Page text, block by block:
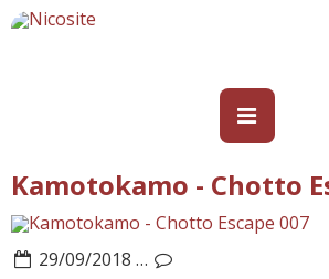
Kamotokamo - Chotto
29/09/2018 …